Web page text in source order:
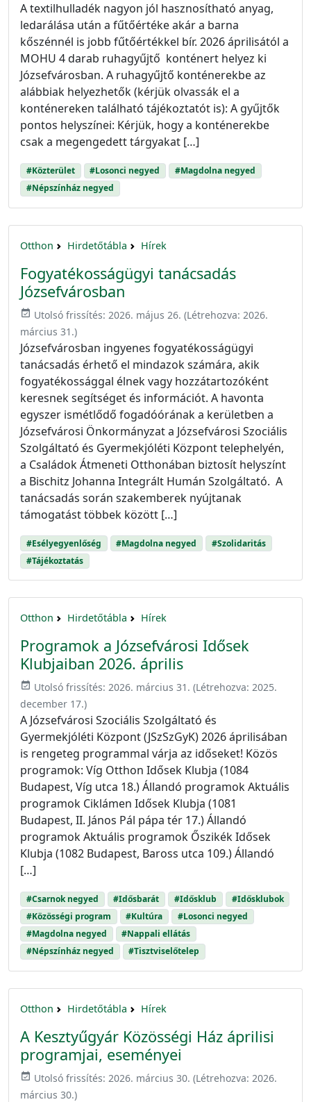
A textilhulladék nagyon jól hasznosítható anyag,
ledarálása után a fűtőértéke akár a barna
kőszénnél is jobb fűtőértékkel bír. 2026 áprilisától a
MOHU 4 darab ruhagyűjtő konténert helyez ki
Józsefvárosban. A ruhagyűjtő konténerekbe az
alábbiak helyezhetők (kérjük olvassák el a
konténereken található tájékoztatót is): A gyűjtők
pontos helyszínei: Kérjük, hogy a konténerekbe
csak a megengedett tárgyakat […]
#Közterület #Losonci negyed
#Magdolna negyed
#Népszínház negyed
Otthon Hirdetőtábla Hírek
Fogyatékosságügyi tanácsadás
Józsefvárosban
event_available Utolsó frissítés: 2026. május 26. (Létrehozva: 2026.
március 31.)
Józsefvárosban ingyenes fogyatékosságügyi
tanácsadás érhető el mindazok számára, akik
fogyatékossággal élnek vagy hozzátartozóként
keresnek segítséget és információt. A havonta
egyszer ismétlődő fogadóórának a kerületben a
Józsefvárosi Önkormányzat a Józsefvárosi Szociális
Szolgáltató és Gyermekjóléti Központ telephelyén,
a Családok Átmeneti Otthonában biztosít helyszínt
a Bischitz Johanna Integrált Humán Szolgáltató. A
tanácsadás során szakemberek nyújtanak
támogatást többek között […]
#Esélyegyenlőség #Magdolna negyed
#Szolidaritás
#Tájékoztatás
Otthon Hirdetőtábla Hírek
Programok a Józsefvárosi Idősek
Klubjaiban 2026. április
event_available Utolsó frissítés: 2026. március 31. (Létrehozva: 2025.
december 17.)
A Józsefvárosi Szociális Szolgáltató és
Gyermekjóléti Központ (JSzSzGyK) 2026 áprilisában
is rengeteg programmal várja az időseket! Közös
programok: Víg Otthon Idősek Klubja (1084
Budapest, Víg utca 18.) Állandó programok Aktuális
programok Ciklámen Idősek Klubja (1081
Budapest, II. János Pál pápa tér 17.) Állandó
programok Aktuális programok Őszikék Idősek
Klubja (1082 Budapest, Baross utca 109.) Állandó
[…]
#Csarnok negyed #Idősbarát #Idősklub
#Idősklubok
#Közösségi program
#Kultúra
#Losonci negyed
#Magdolna negyed
#Nappali ellátás
#Népszínház negyed
#Tisztviselőtelep
Otthon Hirdetőtábla Hírek
A Kesztyűgyár Közösségi Ház áprilisi
programjai, eseményei
event_available Utolsó frissítés: 2026. március 30. (Létrehozva: 2026.
március 30.)